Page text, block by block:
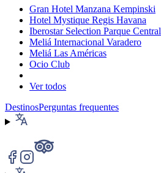
Gran Hotel Manzana Kempinski
Hotel Mystique Regis Havana
Iberostar Selection Parque Central
Meliá Internacional Varadero
Meliá Las Américas
Ocio Club
Ver todos
DestinosPerguntas frequentes